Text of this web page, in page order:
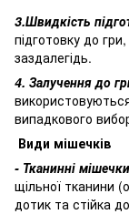
3.Швидкість
підготовку до
заздалегідь.
4. Залучення до
випадкового
Види мішечків
- Тканинні
щільної тканини
дотик та стійка